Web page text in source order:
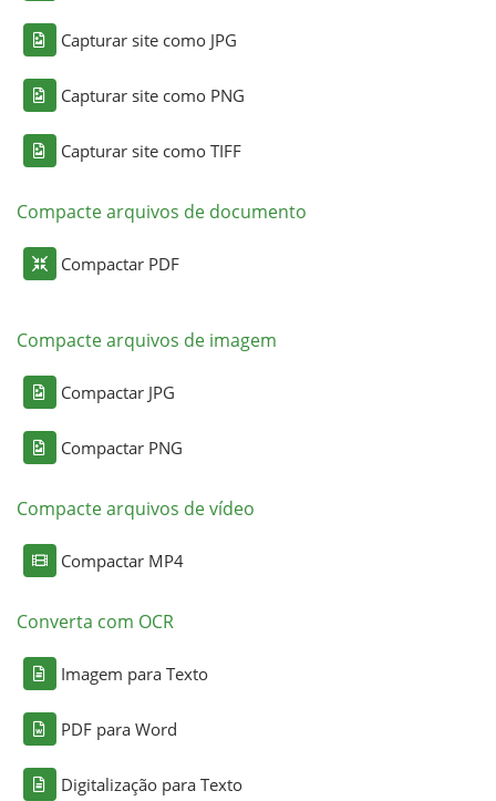
Capturar site como JPG
Capturar site como PNG
Capturar site como TIFF
Compacte arquivos de documento
Compactar PDF
Compacte arquivos de imagem
Compactar JPG
Compactar PNG
Compacte arquivos de vídeo
Compactar MP4
Converta com OCR
Imagem para Texto
PDF para Word
Digitalização para Texto